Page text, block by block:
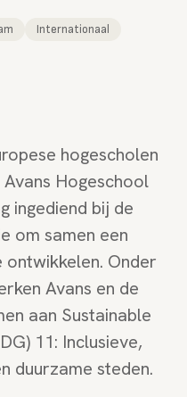
Internationaal
hogescholen
Hogeschool
ingediend bij de
om samen een
Onder
Avans en de
aan Sustainable
11: Inclusieve,
duurzame steden.